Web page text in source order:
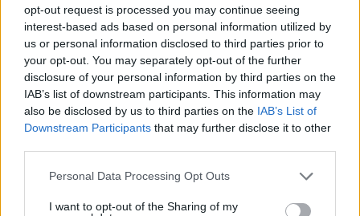
opt-out request is processed you may continue seeing
interest-based ads based on personal information utilized by
us or personal information disclosed to third parties prior to
your opt-out. You may separately opt-out of the further
disclosure of your personal information by third parties on the
IAB’s list of downstream participants. This information may
also be disclosed by us to third parties on the IAB’s List of
Downstream Participants that may further disclose it to other
Personal Data Processing Opt Outs
I want to opt-out of the Sharing of my